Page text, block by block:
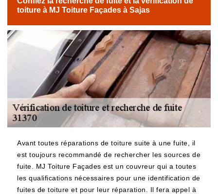
toiture à MJ Toiture Façades à Sajas
Avant toutes réparations de toiture suite à une fuite, il
est toujours recommandé de rechercher les sources de
fuite. MJ Toiture Façades est un couvreur qui a toutes
les qualifications nécessaires pour une identification de
fuites de toiture et pour leur réparation. Il fera appel à